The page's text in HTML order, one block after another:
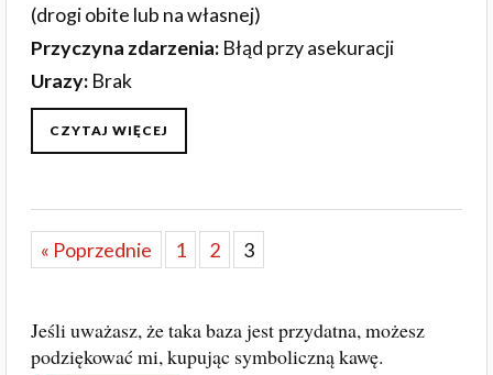
(drogi obite lub na własnej)
Przyczyna zdarzenia:Błąd przy asekuracji
Urazy:Brak
CZYTAJ WIĘCEJ
« Poprzednie 1 2 3
Jeśli uważasz, że taka baza jest przydatna, możesz
podziękować mi, kupując symboliczną kawę.